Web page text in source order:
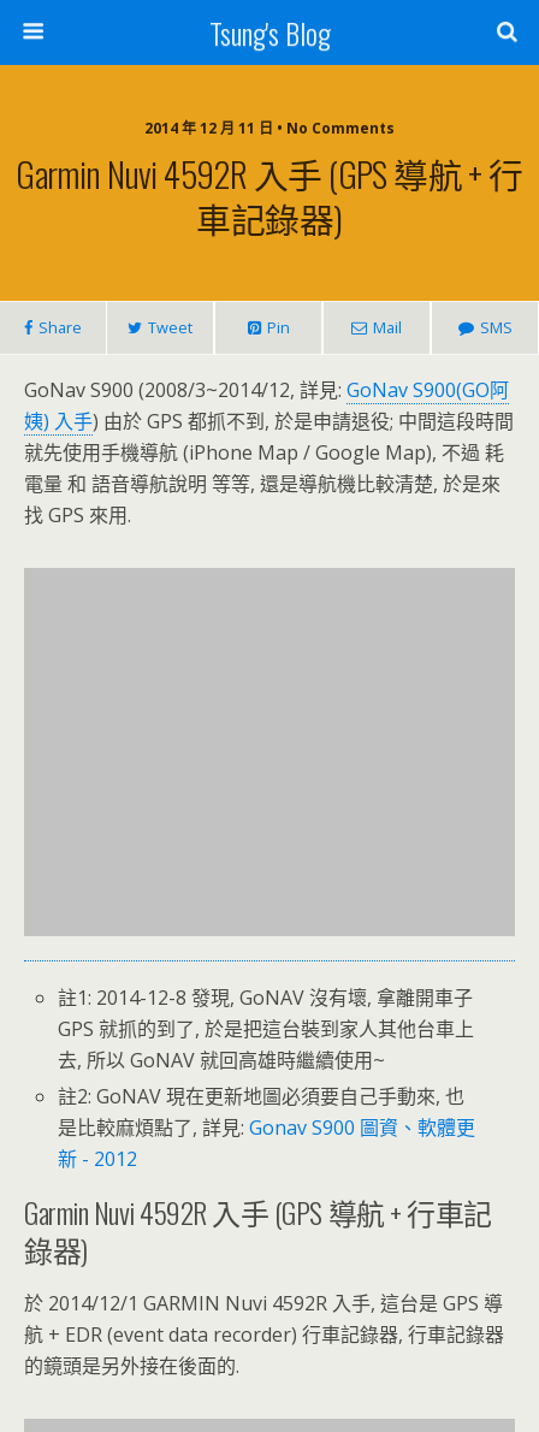
Tsung's Blog
2014 年 12 月 11 日 • No Comments
Garmin Nuvi 4592R 入手 (GPS 導航 + 行
車記錄器)
Share Tweet Pin Mail SMS
GoNav S900 (2008/3~2014/12, 詳見: GoNav S900(GO阿
姨) 入手) 由於 GPS 都抓不到, 於是申請退役; 中間這段時間
就先使用手機導航 (iPhone Map / Google Map), 不過 耗
電量 和 語音導航說明 等等, 還是導航機比較清楚, 於是來
找 GPS 來用.
註1: 2014-12-8 發現, GoNAV 沒有壞, 拿離開車子
GPS 就抓的到了, 於是把這台裝到家人其他台車上
去, 所以 GoNAV 就回高雄時繼續使用~
註2: GoNAV 現在更新地圖必須要自己手動來, 也
是比較麻煩點了, 詳見:Gonav S900 圖資、軟體更
新 - 2012
Garmin Nuvi 4592R 入手 (GPS 導航 + 行車記
錄器)
於 2014/12/1 GARMIN Nuvi 4592R 入手, 這台是 GPS 導
航 + EDR (event data recorder) 行車記錄器, 行車記錄器
的鏡頭是另外接在後面的.